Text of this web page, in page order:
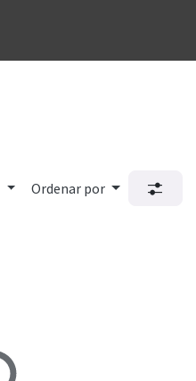
Ordenar por